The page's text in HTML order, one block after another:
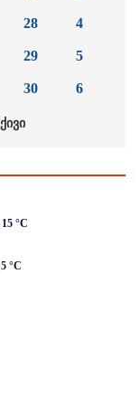
28
29
30
4
5
6
15 °C
5 °C